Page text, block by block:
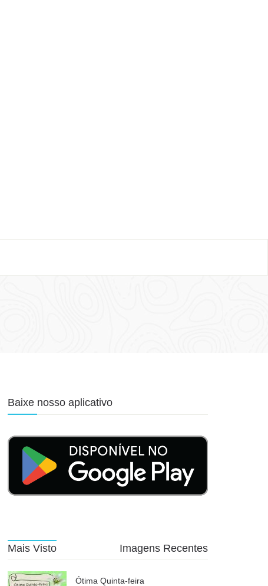
Baixe nosso aplicativo
Mais Visto Imagens Recentes
Ótima Quinta-feira